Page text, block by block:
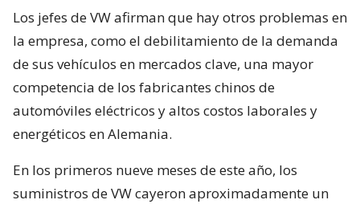
Los jefes de VW afirman que hay otros problemas en
la empresa, como el debilitamiento de la demanda
de sus vehículos en mercados clave, una mayor
competencia de los fabricantes chinos de
automóviles eléctricos y altos costos laborales y
energéticos en Alemania.
En los primeros nueve meses de este año, los
suministros de VW cayeron aproximadamente un